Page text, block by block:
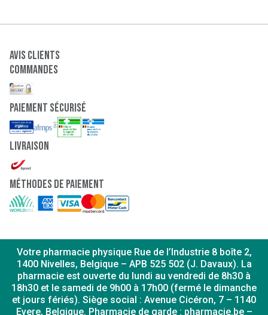
Avis clients
Commandes
paiement sécurisé
Livraison
Méthodes de paiement
Votre pharmacie physique Rue de l’Industrie 8 boîte 2,
1400 Nivelles, Belgique – APB 525 502 (J. Davaux). La
pharmacie est ouverte du lundi au vendredi de 8h30 à
18h30 et le samedi de 9h00 à 17h00 (fermé le dimanche
et jours fériés). Siège social : Avenue Cicéron, 7 – 1140
Evere, Belgique. Pharmacie de garde : pharmacie.be –